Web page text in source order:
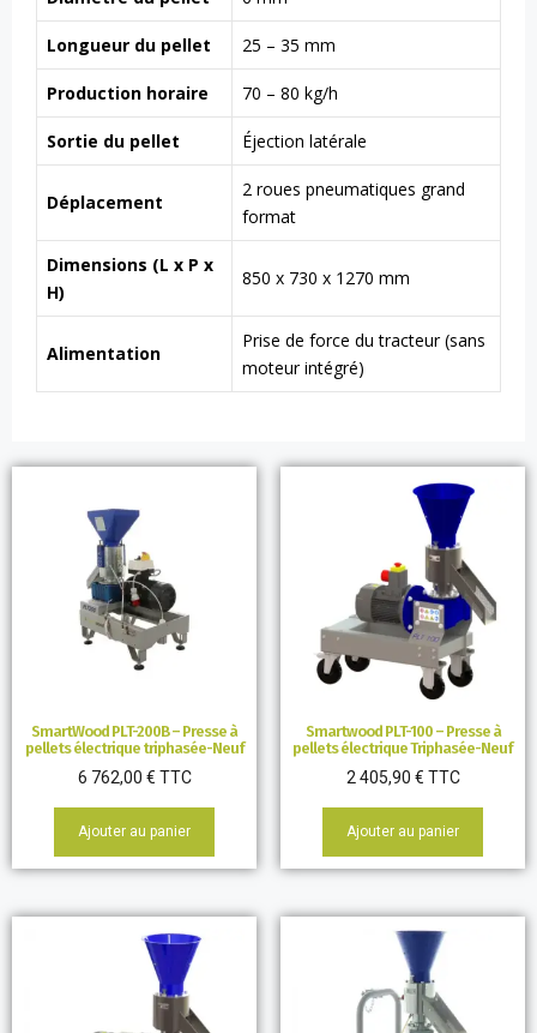
Longueur du pellet 25 – 35 mm
Production horaire 70 – 80 kg/h
Sortie du pellet Éjection latérale
Déplacement
2 roues pneumatiques grand
format
Dimensions (L x P x
H)
850 x 730 x 1270 mm
Alimentation
Prise de force du tracteur (sans
moteur intégré)
SmartWood PLT-200B – Presse à
pellets électrique triphasée-Neuf
6 762,00 € TTC
Ajouter au panier
Smartwood PLT-100 – Presse à
pellets électrique Triphasée-Neuf
2 405,90 € TTC
Ajouter au panier